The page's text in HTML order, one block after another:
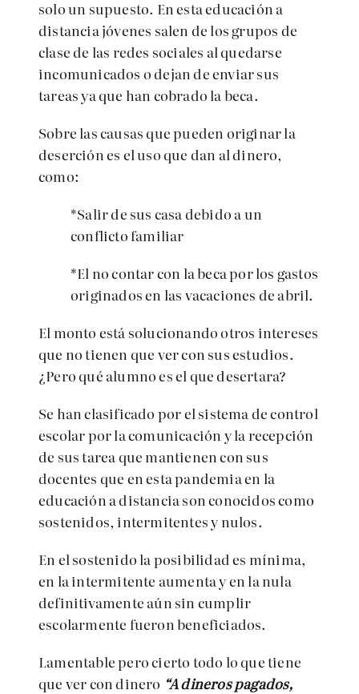
solo un supuesto. En esta educación a
distancia jóvenes salen de los grupos de
clase de las redes sociales al quedarse
incomunicados o dejan de enviar sus
tareas ya que han cobrado la beca.
Sobre las causas que pueden originar la
deserción es el uso que dan al dinero,
como:
*Salir de sus casa debido a un
conflicto familiar
*El no contar con la beca por los gastos
originados en las vacaciones de abril.
El monto está solucionando otros intereses
que no tienen que ver con sus estudios.
¿Pero qué alumno es el que desertara?
Se han clasificado por el sistema de control
escolar por la comunicación y la recepción
de sus tarea que mantienen con sus
docentes que en esta pandemia en la
educación a distancia son conocidos como
sostenidos, intermitentes y nulos.
En el sostenido la posibilidad es mínima,
en la intermitente aumenta y en la nula
definitivamente aún sin cumplir
escolarmente fueron beneficiados.
Lamentable pero cierto todo lo que tiene
que ver con dinero “A dineros pagados,